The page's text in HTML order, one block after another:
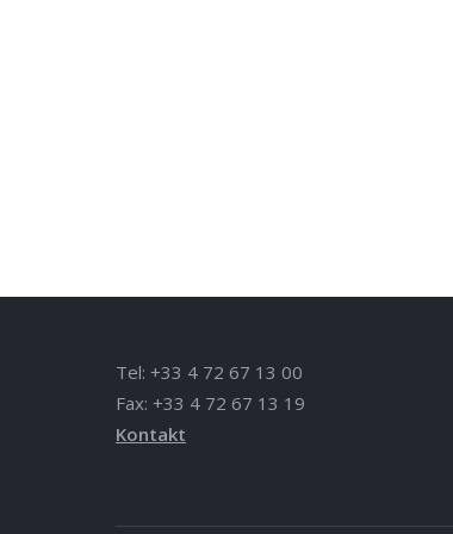
Tel: +33 4 72 67 13 00
Fax: +33 4 72 67 13 19
Kontakt